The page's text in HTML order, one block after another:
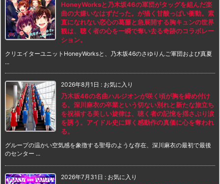
HoneyWorksと乃木坂46の軍団がタッグを組んだ楽
曲の大嫌いなはずだった。が描く甘酸っぱい衝動。素
直になれない恋心の葛藤と急展開する胸キュンの世界
観は、聴く者の心を一瞬で奪い去る奇跡のコラボレー
ション。
クリエイターユニットHoneyWorksと、乃木坂46のさゆりんご軍団および真夏
...
2026年8月1日 : お気に入り
乃木坂46の名曲ハルジオンが咲く頃が胸を締め付け
る。深川麻衣の卒業という切ない別れと新たな旅立ち
を祝福する美しい旋律は、聴く者の記憶を揺さぶり涙
を誘う。アイドル史に輝く感動作の真価に心を奪われ
る。
グループの温かい空気感を象徴する聖母のような存在、深川麻衣の最初で最後
のセンター ...
2026年7月31日 : お気に入り